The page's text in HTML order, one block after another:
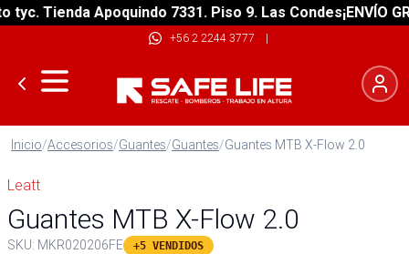
Tienda Apoquindo 7331. Piso 9. Las Condes¡ENVÍO
+56 2 2244 3777 |
Inicio/Accesorios/Guantes/Guantes/Guantes MTB X-Flow 2.0
Leatt
Guantes MTB X-Flow 2.0
SKU: MKR020206FE +5 VENDIDOS